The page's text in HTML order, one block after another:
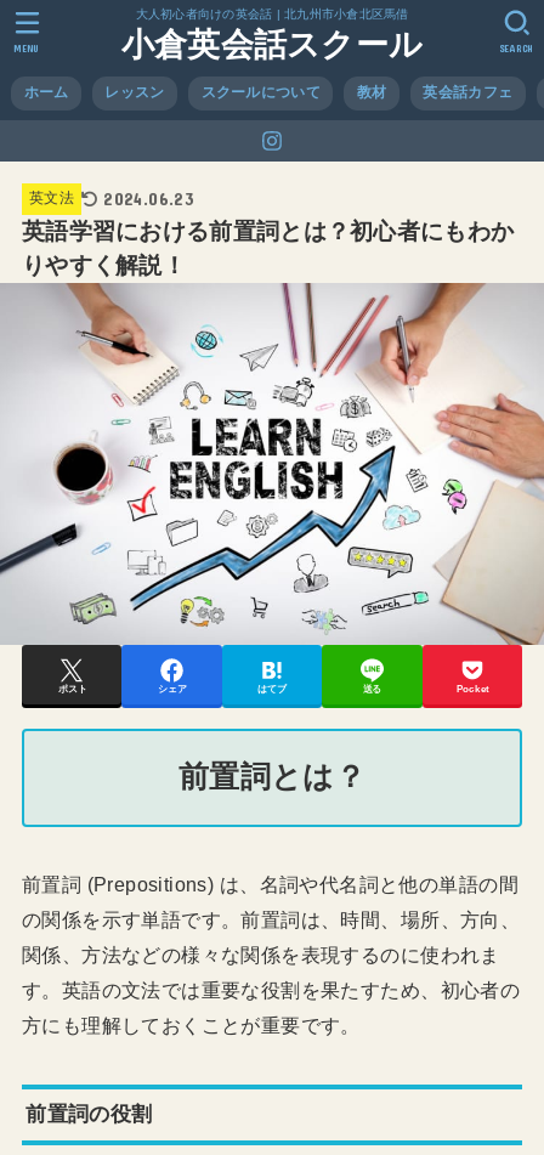
大人初心者向けの英会話 | 北九州市小倉北区馬借
小倉英会話スクール
ホーム レッスン スクールについて 教材 英会話カフェ
SEARCH
MENU
英文法 2024.06.23
英語学習における前置詞とは？初心者にもわか
りやすく解説！
ポスト シェア はてブ 送る Pocket
前置詞とは？
前置詞 (Prepositions) は、名詞や代名詞と他の単語の間
の関係を示す単語です。前置詞は、時間、場所、方向、
関係、方法などの様々な関係を表現するのに使われま
す。英語の文法では重要な役割を果たすため、初心者の
方にも理解しておくことが重要です。
前置詞の役割